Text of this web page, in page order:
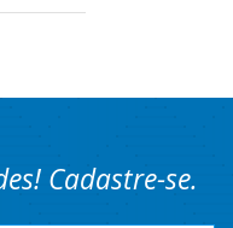
Cadastre-se.